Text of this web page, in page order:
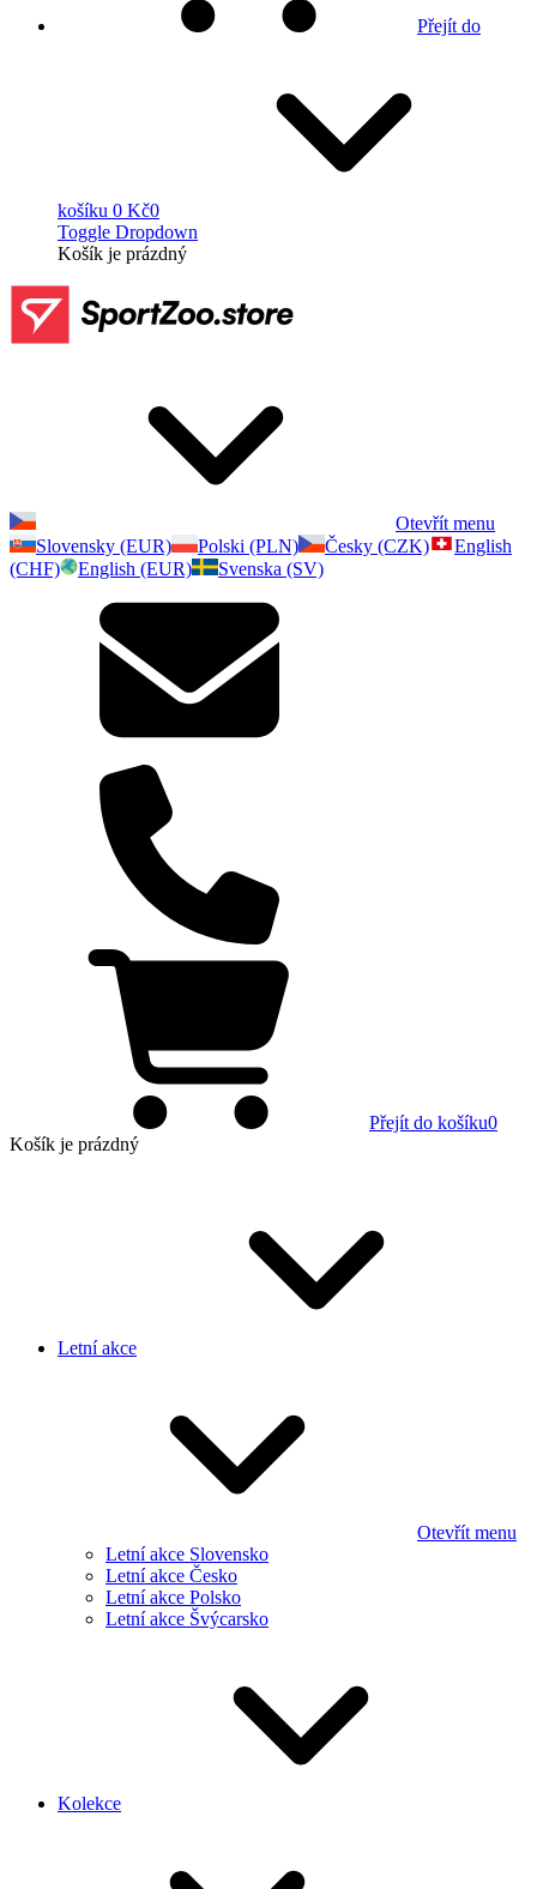
Přejít do
košíku 0 Kč0
Toggle Dropdown
Košík je prázdný
Otevřít menu
Slovensky (EUR)
Polski (PLN) Česky (CZK)
English
(CHF)
English (EUR) Svenska (SV)
Přejít do košíku0
Košík je prázdný
Letní akce
Otevřít menu
Letní akce Slovensko
Letní akce Česko
Letní akce Polsko
Letní akce Švýcarsko
Kolekce